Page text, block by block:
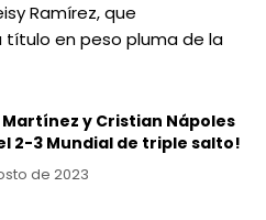
Ramírez, que
en peso pluma de la
Martínez y Cristian Nápoles
2-3 Mundial de triple salto!
de 2023